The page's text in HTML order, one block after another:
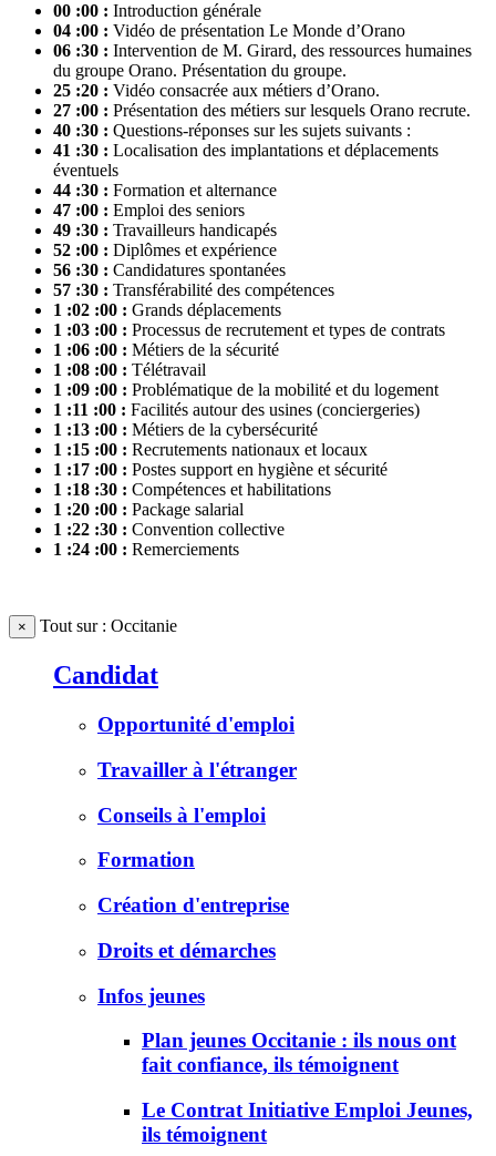
00 :00 : Introduction générale
04 :00 : Vidéo de présentation Le Monde d’Orano
06 :30 : Intervention de M. Girard, des ressources humaines
du groupe Orano. Présentation du groupe.
25 :20 : Vidéo consacrée aux métiers d’Orano.
27 :00 : Présentation des métiers sur lesquels Orano recrute.
40 :30 : Questions-réponses sur les sujets suivants :
41 :30 : Localisation des implantations et déplacements
éventuels
44 :30 : Formation et alternance
47 :00 : Emploi des seniors
49 :30 : Travailleurs handicapés
52 :00 : Diplômes et expérience
56 :30 : Candidatures spontanées
57 :30 : Transférabilité des compétences
1 :02 :00 : Grands déplacements
1 :03 :00 : Processus de recrutement et types de contrats
1 :06 :00 : Métiers de la sécurité
1 :08 :00 : Télétravail
1 :09 :00 : Problématique de la mobilité et du logement
1 :11 :00 : Facilités autour des usines (conciergeries)
1 :13 :00 : Métiers de la cybersécurité
1 :15 :00 : Recrutements nationaux et locaux
1 :17 :00 : Postes support en hygiène et sécurité
1 :18 :30 : Compétences et habilitations
1 :20 :00 : Package salarial
1 :22 :30 : Convention collective
1 :24 :00 : Remerciements
× Tout sur : Occitanie
Candidat
Opportunité d'emploi
Travailler à l'étranger
Conseils à l'emploi
Formation
Création d'entreprise
Droits et démarches
Infos jeunes
Plan jeunes Occitanie : ils nous ont
fait confiance, ils témoignent
Le Contrat Initiative Emploi Jeunes,
ils témoignent